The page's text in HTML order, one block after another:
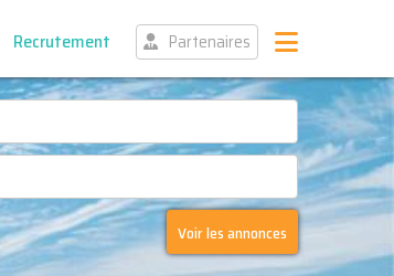
Recrutement Partenaires
Voir les annonces